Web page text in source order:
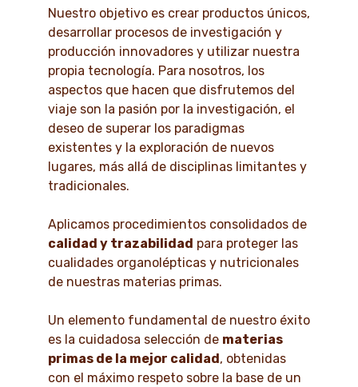
Nuestro objetivo es crear productos únicos,
desarrollar procesos de investigación y
producción innovadores y utilizar nuestra
propia tecnología. Para nosotros, los
aspectos que hacen que disfrutemos del
viaje son la pasión por la investigación, el
deseo de superar los paradigmas
existentes y la exploración de nuevos
lugares, más allá de disciplinas limitantes y
tradicionales.
Aplicamos procedimientos consolidados de
calidad y trazabilidad para proteger las
cualidades organolépticas y nutricionales
de nuestras materias primas.
Un elemento fundamental de nuestro éxito
es la cuidadosa selección de materias
primas de la mejor calidad, obtenidas
con el máximo respeto sobre la base de un